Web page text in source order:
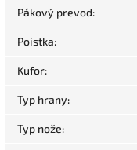
Pákový prevod:
Poistka:
Kufor:
Typ hrany:
Typ nože: